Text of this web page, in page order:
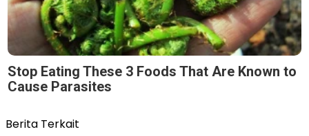
Stop Eating These 3 Foods That Are Known to
Cause Parasites
Berita Terkait